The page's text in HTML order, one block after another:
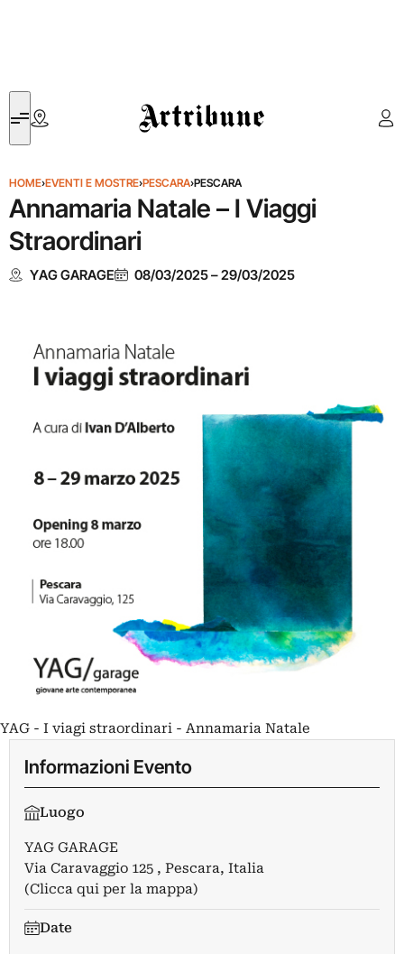
Artribune
HOME›EVENTI E MOSTRE›PESCARA›PESCARA
Annamaria Natale – I Viaggi
Straordinari
YAG GARAGE 08/03/2025–29/03/2025
YAG - I viagi straordinari - Annamaria Natale
Informazioni Evento
Luogo
YAG GARAGE
Via Caravaggio 125 , Pescara, Italia
(Clicca qui per la mappa)
Date